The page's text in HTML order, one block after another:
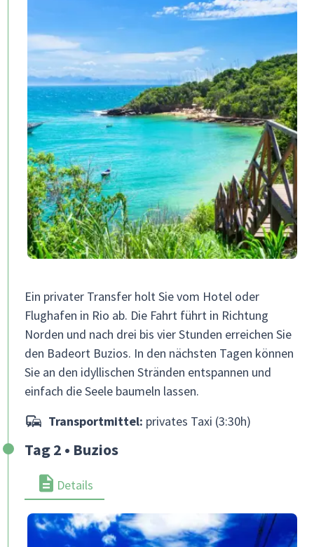
Ein privater Transfer holt Sie vom Hotel oder
Flughafen in Rio ab. Die Fahrt führt in Richtung
Norden und nach drei bis vier Stunden erreichen Sie
den Badeort Buzios. In den nächsten Tagen können
Sie an den idyllischen Stränden entspannen und
einfach die Seele baumeln lassen.
Transportmittel: privates Taxi (3:30h)
Tag 2 • Buzios
Details